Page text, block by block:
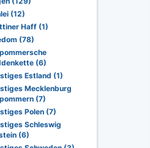
(12)
Haff (1)
(78)
(6)
Estland (1)
Mecklenburg
(7)
Polen (7)
Schleswig
(6)